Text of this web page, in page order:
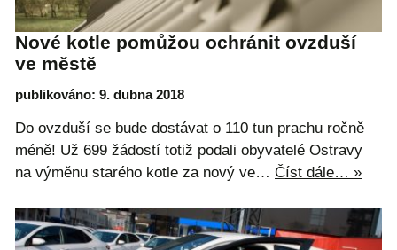
Nové kotle pomůžou ochránit ovzduší
ve městě
publikováno: 9. dubna 2018
Do ovzduší se bude dostávat o 110 tun prachu ročně
méně! Už 699 žádostí totiž podali obyvatelé Ostravy
na výměnu starého kotle za nový ve… Číst dále… »